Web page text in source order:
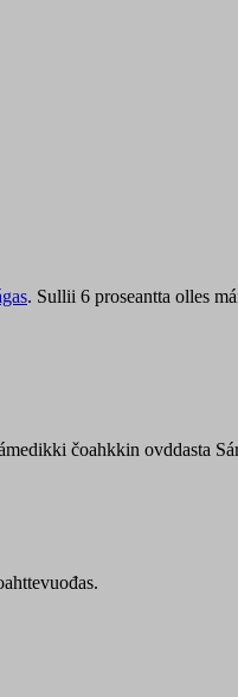
. Sullii 6 proseantta olles
čoahkkin ovddasta